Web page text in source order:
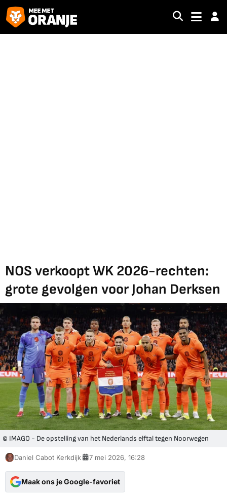
NOS verkoopt WK 2026-rechten:
grote gevolgen voor Johan Derksen
© IMAGO - De opstelling van het Nederlands elftal tegen Noorwegen
Daniel Cabot Kerkdijk 7 mei 2026, 16:28
Maak ons je Google-favoriet